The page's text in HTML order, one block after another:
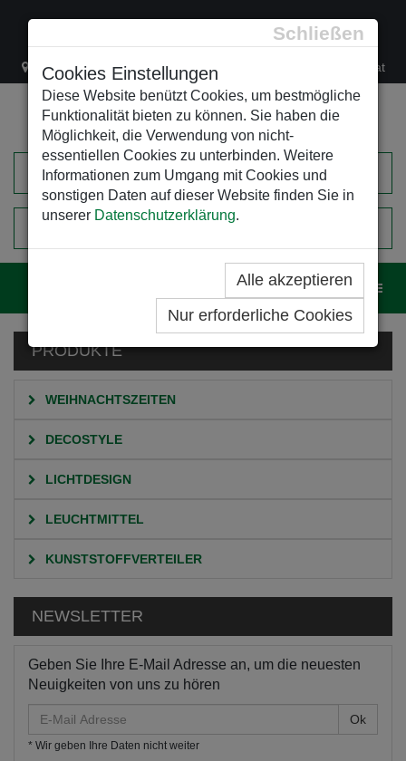
Schließen
Cookies Einstellungen
Diese Website benützt Cookies, um bestmögliche
Funktionalität bieten zu können. Sie haben die
Möglichkeit, die Verwendung von nicht-
essentiellen Cookies zu unterbinden. Weitere
Informationen zum Umgang mit Cookies und
sonstigen Daten auf dieser Website finden Sie in
unserer Datenschutzerklärung.
Alle akzeptieren
Nur erforderliche Cookies
Lacknergasse 78 +43/1/470 37 00 office@leso.at
EINKAUFSWAGEN
PRODUKTE
WEIHNACHTSZEITEN
DECOSTYLE
LICHTDESIGN
LEUCHTMITTEL
KUNSTSTOFFVERTEILER
NEWSLETTER
Geben Sie Ihre E-Mail Adresse an, um die neuesten
Neuigkeiten von uns zu hören
Mail
Adresse
* Wir geben Ihre Daten nicht weiter